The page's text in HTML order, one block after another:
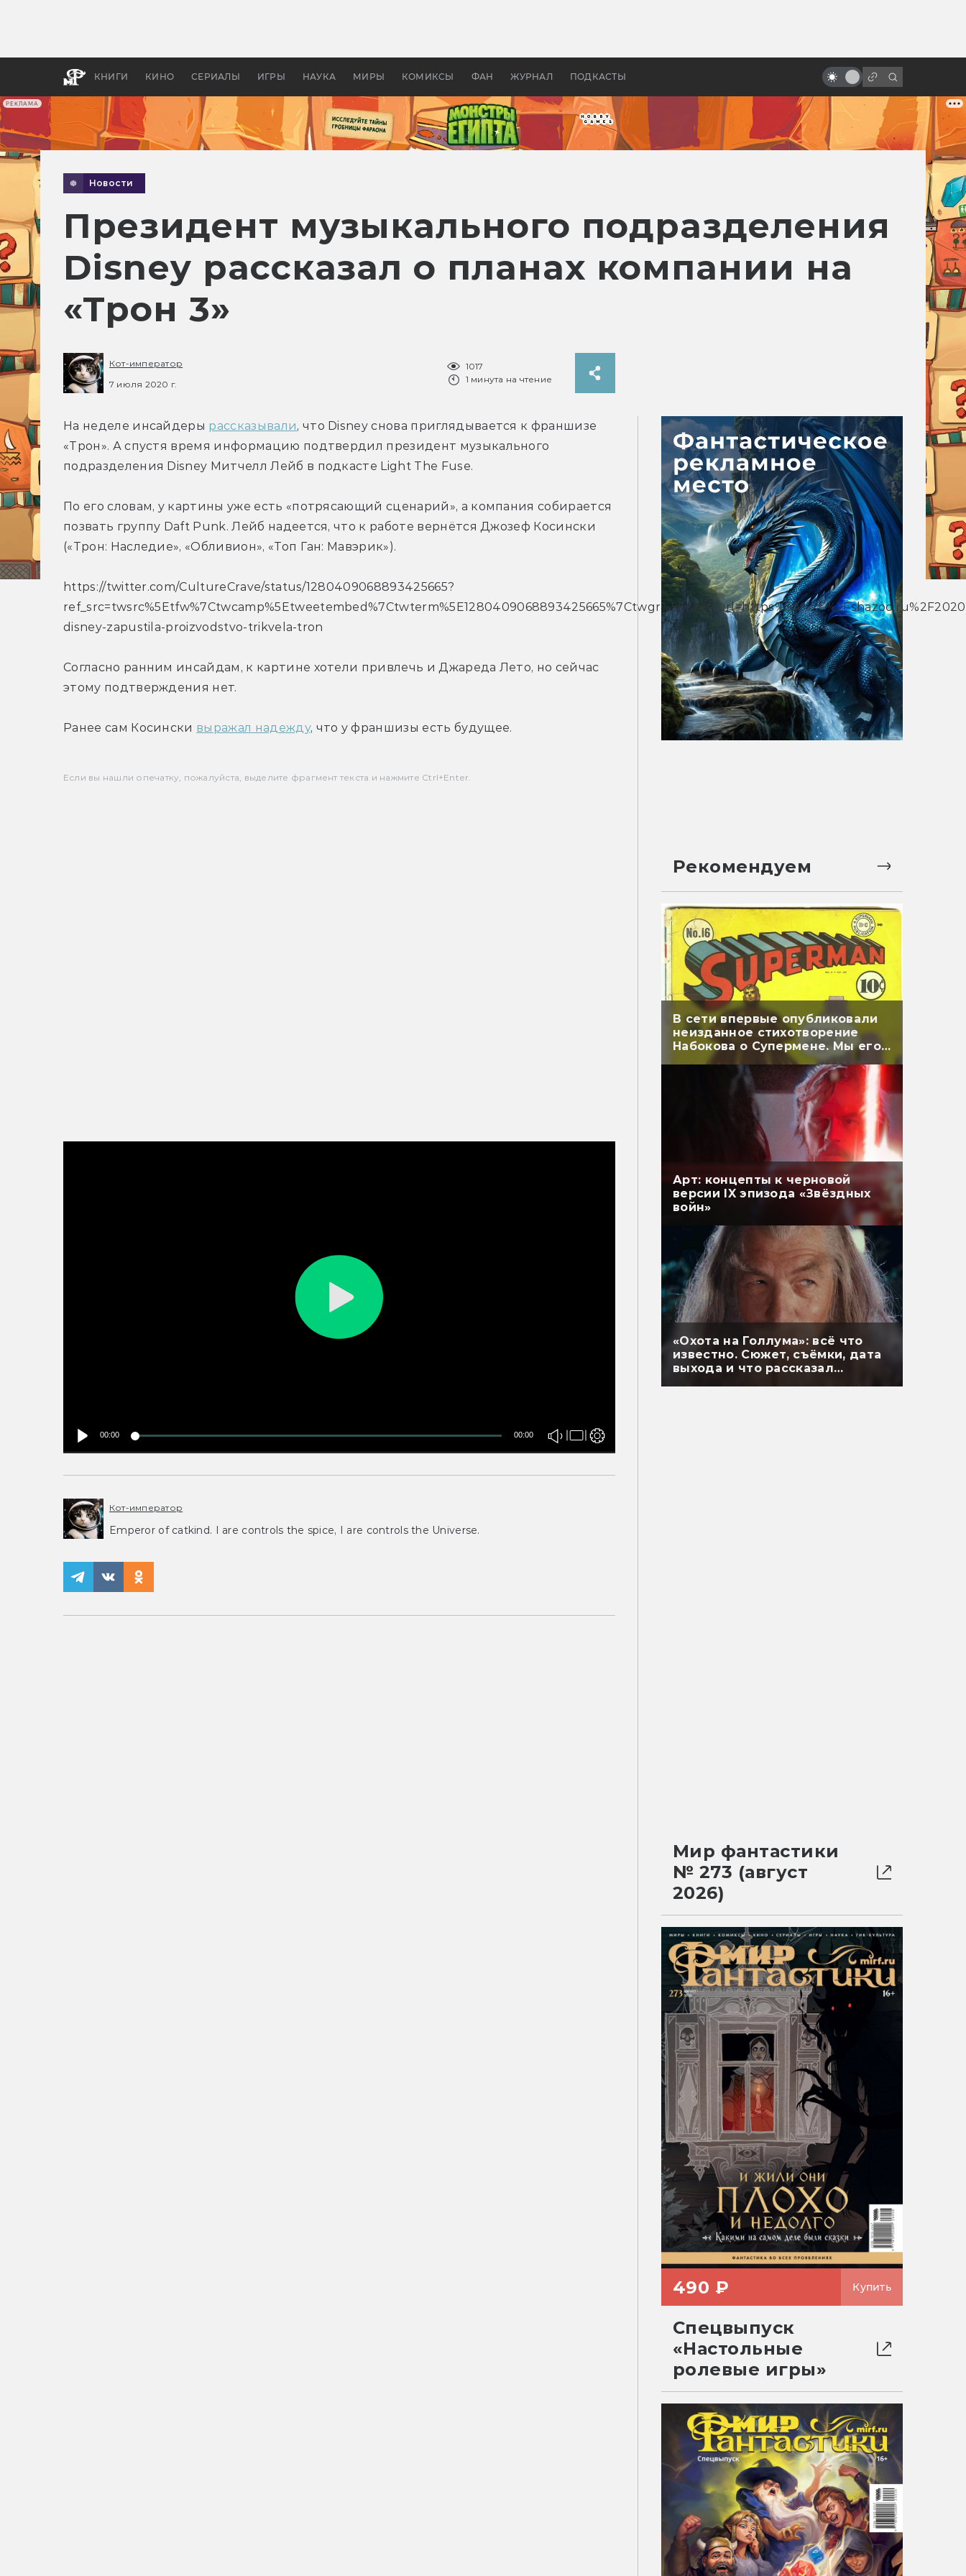
РЕКЛАМА
КНИГИ КИНО СЕРИАЛЫ ИГРЫ НАУКА МИРЫ КОМИКСЫ ФАН ЖУРНАЛ ПОДКАСТЫ
бы «Властелина колец»
Древней Грецией
величайший неснятый фильм
Новости
Президент музыкального подразделения
Disney рассказал о планах компании на
«Трон 3»
Кот-император
7 июля 2020 г.
1017
1 минута на чтение
На неделе инсайдеры рассказывали, что Disney снова приглядывается к франшизе
«Трон». А спустя время информацию подтвердил президент музыкального
подразделения Disney Митчелл Лейб в подкасте Light The Fuse.
По его словам, у картины уже есть «потрясающий сценарий», а компания собирается
позвать группу Daft Punk. Лейб надеется, что к работе вернётся Джозеф Косински
(«Трон: Наследие», «Обливион», «Топ Ган: Мавэрик»).
https://twitter.com/CultureCrave/status/1280409068893425665?
disney-zapustila-proizvodstvo-trikvela-tron
Согласно ранним инсайдам, к картине хотели привлечь и Джареда Лето, но сейчас
этому подтверждения нет.
Ранее сам Косински выражал надежду, что у франшизы есть будущее.
Если вы нашли опечатку, пожалуйста, выделите фрагмент текста и нажмите Ctrl+Enter.
00:00 00:00
Кот-император
Emperor of catkind. I are controls the spice, I are controls the Universe.
Рекомендуем
В сети впервые опубликовали
неизданное стихотворение
Набокова о Супермене. Мы его
перевели
Арт: концепты к черновой
версии IX эпизода «Звёздных
войн»
«Охота на Голлума»: всё что
известно. Сюжет, съёмки, дата
выхода и что рассказал
Мир фантастики
№ 273 (август
2026)
490 ₽ Купить
Спецвыпуск
«Настольные
ролевые игры»